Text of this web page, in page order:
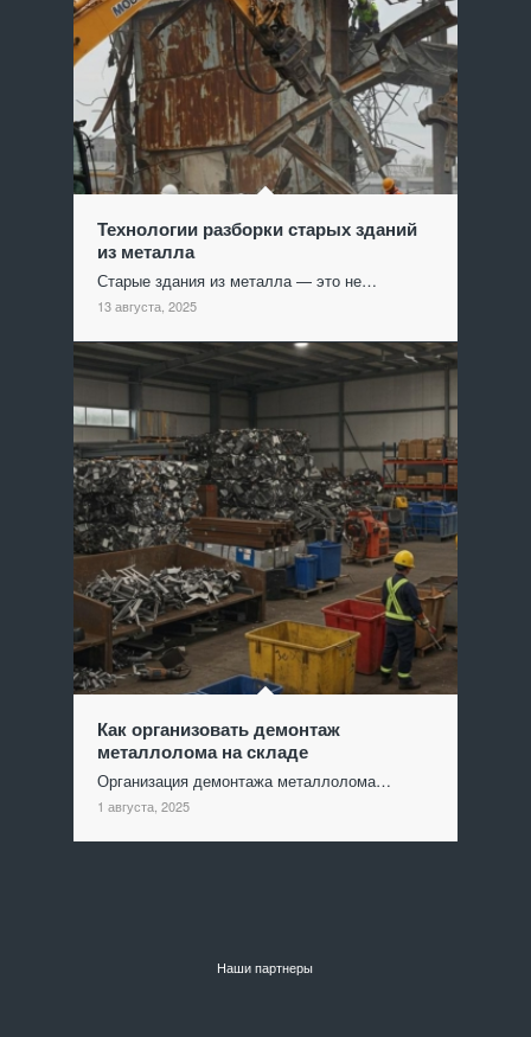
Технологии разборки старых зданий
из металла
Старые здания из металла — это не…
13 августа, 2025
Как организовать демонтаж
металлолома на складе
Организация демонтажа металлолома…
1 августа, 2025
Наши партнеры